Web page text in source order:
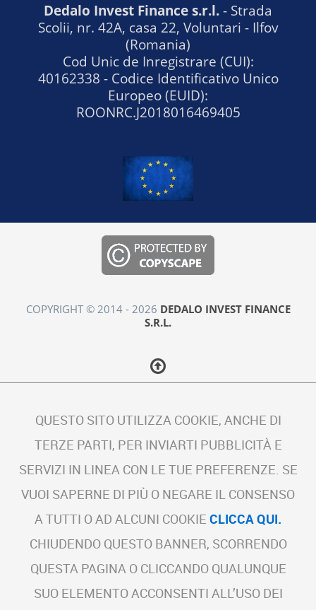
Dedalo Invest Finance s.r.l.- Strada
Scolii, nr. 42A, casa 22, Voluntari - Ilfov
(Romania)
Cod Unic de Inregistrare (CUI):
40162338 - Codice Identificativo Unico
Europeo (EUID):
ROONRC.J2018016469405
COPYRIGHT © 2014 - 2026 DEDALO INVEST FINANCE
S.R.L.
QUESTO SITO UTILIZZA COOKIE, ANCHE DI
TERZE PARTI, PER INVIARTI PUBBLICITÀ E
SERVIZI IN LINEA CON LE TUE PREFERENZE. SE
VUOI SAPERNE DI PIÙ O NEGARE IL CONSENSO
A TUTTI O AD ALCUNI COOKIE CLICCA QUI.
CHIUDENDO QUESTO BANNER, SCORRENDO
QUESTA PAGINA O CLICCANDO QUALUNQUE
SUO ELEMENTO ACCONSENTI ALL’USO DEI